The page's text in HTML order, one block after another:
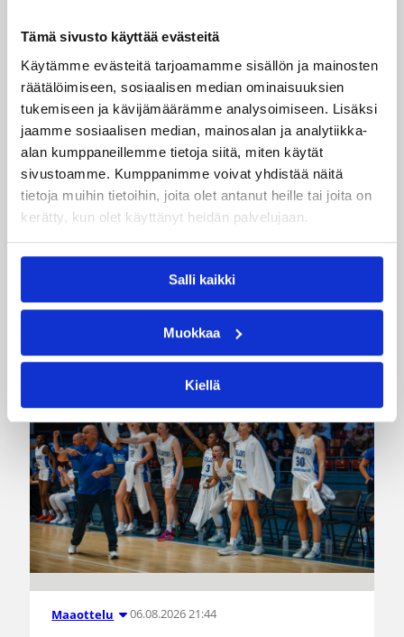
Tämä sivusto käyttää evästeitä
Käytämme evästeitä tarjoamamme sisällön ja mainosten
räätälöimiseen, sosiaalisen median ominaisuuksien
tukemiseen ja kävijämäärämme analysoimiseen. Lisäksi
jaamme sosiaalisen median, mainosalan ja analytiikka-
alan kumppaneillemme tietoja siitä, miten käytät
sivustoamme. Kumppanimme voivat yhdistää näitä
tietoja muihin tietoihin, joita olet antanut heille tai joita on
kerätty, kun olet käyttänyt heidän palvelujaan.
Salli kaikki
Muokkaa
Kiellä
Anton Mirolybov
Kendall Chones
Tiina Sten
Ville Tuominen
Kategoriat
Pääjuttu Suomalaiset ulkomailla
Katso myös
Maaottelu 06.08.2026 21:44